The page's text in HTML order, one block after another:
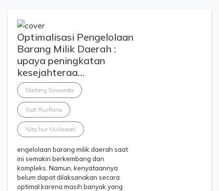
Optimalisasi Pengelolaan
Barang Milik Daerah :
upaya peningkatan
kesejahteraa…
Dadang Suwanda
Yudi Rusfiana
Nita Nur Muliawati
engelolaan barang milik daerah saat
ini semakin berkembang dan
kompleks. Namun, kenyataannya
belum dapat dilaksanakan secara
optimal karena masih banyak yang